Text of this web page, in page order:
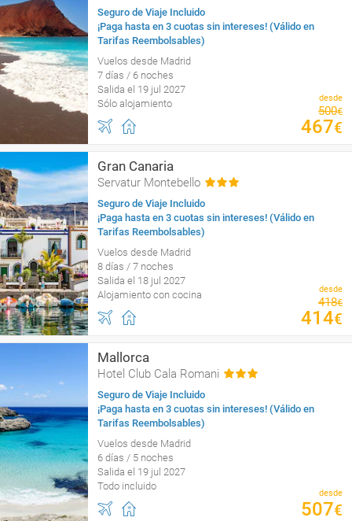
Seguro de Viaje Incluido
¡Paga hasta en 3 cuotas sin intereses! (Válido en
Tarifas Reembolsables)
Vuelos desde Madrid
7 días / 6 noches
Salida el 19 jul 2027
Sólo alojamiento
desde
500€
467€
Gran Canaria
Servatur Montebello
Seguro de Viaje Incluido
¡Paga hasta en 3 cuotas sin intereses! (Válido en
Tarifas Reembolsables)
Vuelos desde Madrid
8 días / 7 noches
Salida el 18 jul 2027
Alojamiento con cocina
desde
418€
414€
Mallorca
Hotel Club Cala Romani
Seguro de Viaje Incluido
¡Paga hasta en 3 cuotas sin intereses! (Válido en
Tarifas Reembolsables)
Vuelos desde Madrid
6 días / 5 noches
Salida el 19 jul 2027
Todo incluido
desde
507€